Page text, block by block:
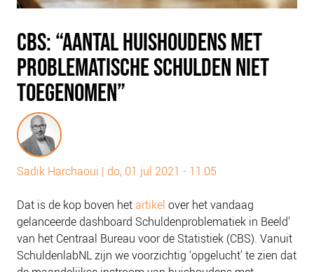
PLINKR NAZORG
SOCIALDEBT
DOORBRAAKMETHODE
COLLECTIEF SCHULDREGELEN
DE VOORZIENINGENWIJZER
NEDERLANDSE SCHULDHULPROUTE (NSR)
OVER ONS
VISIE EN MISSIE
HET TEAM
ONZE PARTNERS
VACATURES
IN DE MEDIA
CBS: “AANTAL HUISHOUDENS MET
PROBLEMATISCHE SCHULDEN NIET
TOEGENOMEN”
Sadik Harchaoui | do, 01 jul 2021 - 11:05
Dat is de kop boven hetartikel over het vandaag
gelanceerde dashboard Schuldenproblematiek in Beeld'
van het Centraal Bureau voor de Statistiek (CBS). Vanuit
SchuldenlabNL zijn we voorzichtig ‘opgelucht’ te zien dat